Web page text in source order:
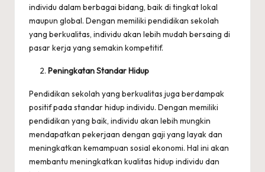
individu dalam berbagai bidang, baik di tingkat lokal
maupun global. Dengan memiliki pendidikan sekolah
yang berkualitas, individu akan lebih mudah bersaing di
pasar kerja yang semakin kompetitif.
Peningkatan Standar Hidup
Pendidikan sekolah yang berkualitas juga berdampak
positif pada standar hidup individu. Dengan memiliki
pendidikan yang baik, individu akan lebih mungkin
mendapatkan pekerjaan dengan gaji yang layak dan
meningkatkan kemampuan sosial ekonomi. Hal ini akan
membantu meningkatkan kualitas hidup individu dan